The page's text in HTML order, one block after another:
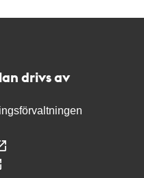
drivs av